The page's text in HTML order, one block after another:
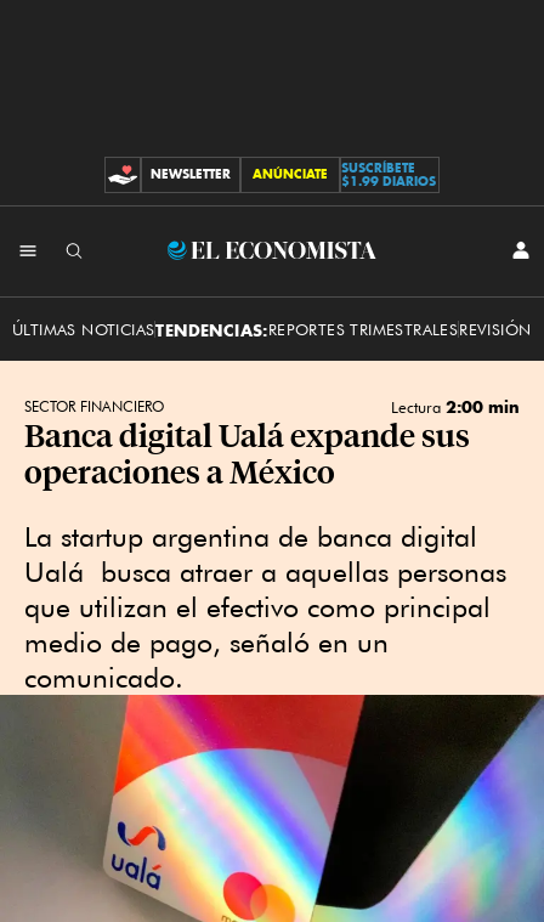
CONTRIBUCIONES
NEWSLETTER ANÚNCIATE
SUSCRÍBETE
$1.99 DIARIOS
El
ÚLTIMAS NOTICIASTENDENCIAS:REPORTES TRIMESTRALESREVISIÓN
SECTOR FINANCIERO Lectura 2:00 min
Banca digital Ualá expande sus
operaciones a México
La startup argentina de banca digital
Ualá busca atraer a aquellas personas
que utilizan el efectivo como principal
medio de pago, señaló en un
comunicado.